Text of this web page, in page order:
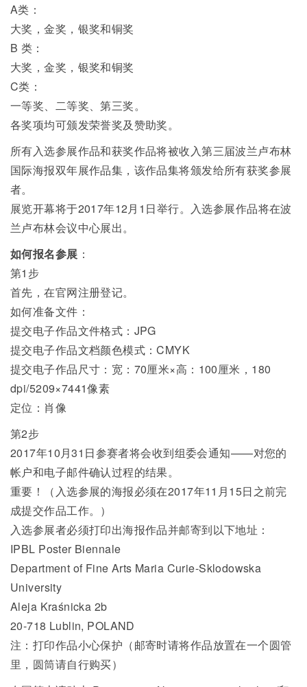
A类：
大奖，金奖，银奖和铜奖
B 类：
大奖，金奖，银奖和铜奖
C类：
一等奖、二等奖、第三奖。
各奖项均可颁发荣誉奖及赞助奖。
所有入选参展作品和获奖作品将被收入第三届波兰卢布林
国际海报双年展作品集，该作品集将颁发给所有获奖参展
者。
展览开幕将于2017年12月1日举行。入选参展作品将在波
兰卢布林会议中心展出。
如何报名参展 ：
第1步
首先，在官网注册登记。
如何准备文件：
提交电子作品文件格式：JPG
提交电子作品文档颜色模式：CMYK
提交电子作品尺寸：宽：70厘米×高：100厘米，180
dpi/5209×7441像素
定位：肖像
第2步
2017年10月31日参赛者将会收到组委会通知——对您的
帐户和电子邮件确认过程的结果。
重要！（入选参展的海报必须在2017年11月15日之前完
成提交作品工作。）
入选参展者必须打印出海报作品并邮寄到以下地址：
IPBL Poster Biennale
Department of Fine Arts Maria Curie-Sklodowska
University
Aleja Kraśnicka 2b
20-718 Lublin, POLAND
注：打印作品小心保护（邮寄时请将作品放置在一个圆管
里，圆筒请自行购买）